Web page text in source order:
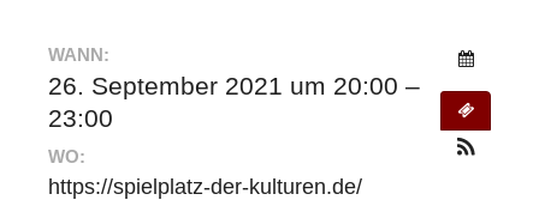
WANN:
26. September 2021 um 20:00 –
23:00
WO:
https://spielplatz-der-kulturen.de/